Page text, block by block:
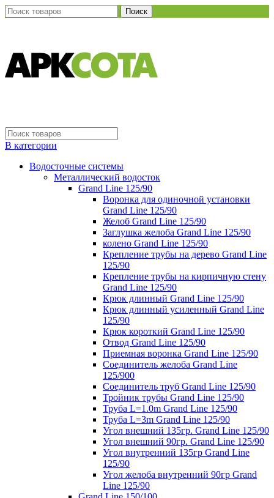
Поиск
В категории
Водосточные системы
Металлический водосток
Grand Line 125/90
Воронка для одиночной установки
Grand Line 125/90
Желоб Grand Line 125/90
Заглушка желоба Grand Line 125/90
колено Grand Line 125/90
Крепление трубы на дерево Grand Line
125/90
Крепление трубы на кирпичную стену
Grand Line 125/90
Крюк длинный Grand Line 125/90
Крюк длинный усиленный Grand Line
125/90
Крюк короткий Grand Line 125/90
Отвод Grand Line 125/90
Приемная воронка Grand Line 125/90
Соединитель желоба Grand Line
125/900
Соединитель труб Grand Line 125/90
Тройник трубы Grand Line 125/90
Труба L=1.0m Grand Line 125/90
Труба L=3m Grand Line 125/90
Угол внешний 135гр. Grand Line 125/90
Угол внешний 90гр. Grand Line 125/90
Угол внутренний 135гр Grand Line
125/90
Угол желоба внутренний 90гр Grand
Line 125/90